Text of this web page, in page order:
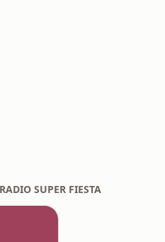
RADIO SUPER FIESTA